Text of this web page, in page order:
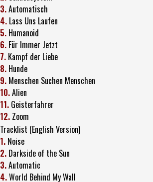
3.Automatisch
4. Lass Uns Laufen
5. Humanoid
6. Für Immer Jetzt
7. Kampf der Liebe
8. Hunde
9. Menschen Suchen Menschen
10.Alien
11. Geisterfahrer
12. Zoom
Tracklist (English Version)
1. Noise
2. Darkside of the Sun
3.Automatic
4.World Behind My Wall